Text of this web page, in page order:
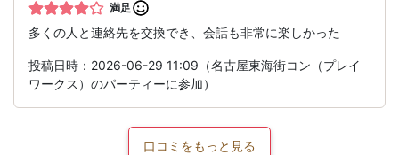
満足
多くの人と連絡先を交換でき、会話も非常に楽しかった
投稿日時：2026-06-29 11:09（名古屋東海街コン（プレイ
ワークス）のパーティーに参加）
口コミをもっと見る